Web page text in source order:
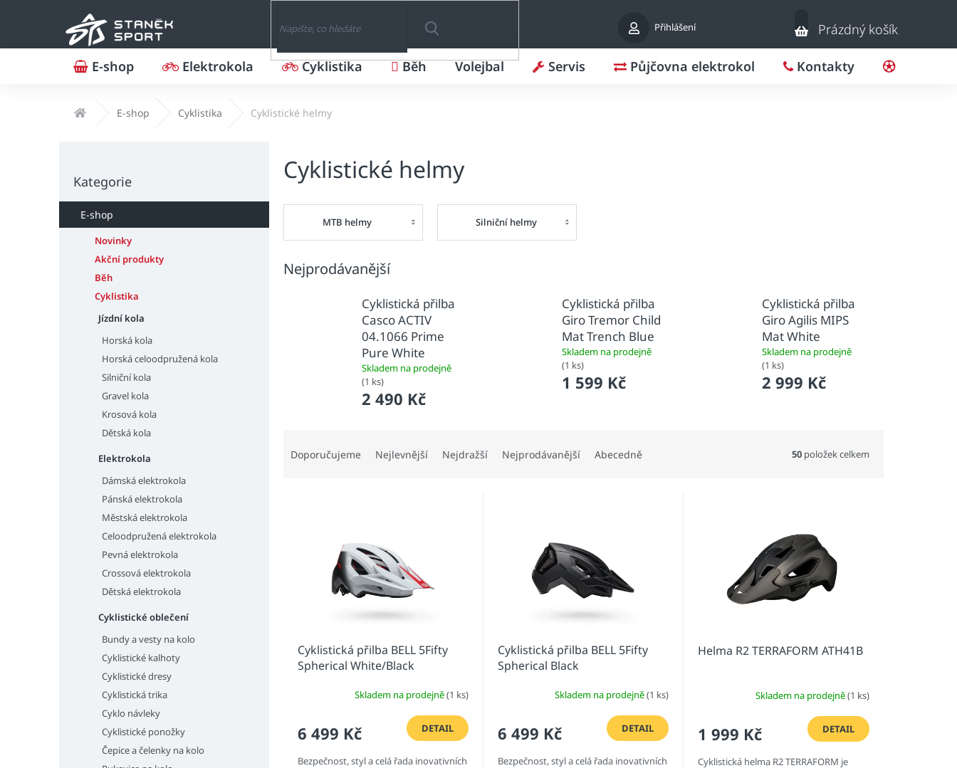
Přihlášení
HLEDAT
Nákupní
košík
Prázdný košík
E-shop Elektrokola Cyklistika Běh Volejbal Servis Půjčovna elektrokol Kontakty
Domů E-shop Cyklistika Cyklistické helmy
a
kategorie
Kategorie
E-shop
Novinky
Akční produkty
Běh
Cyklistika
Jízdní kola
Horská kola
Horská celoodpružená kola
Silniční kola
Gravel kola
Krosová kola
Dětská kola
Elektrokola
Dámská elektrokola
Pánská elektrokola
Městská elektrokola
Celoodpružená elektrokola
Pevná elektrokola
Crossová elektrokola
Dětská elektrokola
Cyklistické oblečení
Bundy a vesty na kolo
Cyklistické kalhoty
Cyklistické dresy
Cyklistická trika
Cyklo návleky
Cyklistické ponožky
Čepice a čelenky na kolo
Cyklistické helmy
MTB helmy Silniční helmy
Nejprodávanější
Cyklistická přilba
Casco ACTIV
04.1066 Prime
Pure White
Skladem na prodejně
(1 ks)
2 490 Kč
Cyklistická přilba
Giro Tremor Child
Mat Trench Blue
Skladem na prodejně
(1 ks)
1 599 Kč
Cyklistická přilba
Giro Agilis MIPS
Mat White
Skladem na prodejně
(1 ks)
2 999 Kč
Doporučujeme Nejlevnější Nejdražší Nejprodávanější Abecedně 50 položek celkem
Cyklistická přilba BELL 5Fifty
Spherical White/Black
Skladem na prodejně(1 ks)
6 499 Kč DETAIL
Bezpečnost, styl a celá řada inovativních
Cyklistická přilba BELL 5Fifty
Spherical Black
Skladem na prodejně(1 ks)
6 499 Kč DETAIL
Bezpečnost, styl a celá řada inovativních
Helma R2 TERRAFORM ATH41B
Skladem na prodejně(1 ks)
1 999 Kč DETAIL
Cyklistická helma R2 TERRAFORM je